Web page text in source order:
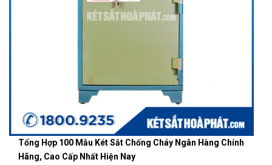
Tổng Hợp 100 Mẫu Két Sắt Chống Cháy Ngân Hàng Chính
Hãng, Cao Cấp Nhất Hiện Nay